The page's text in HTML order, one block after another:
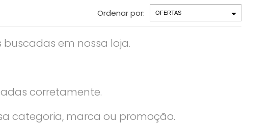
Ordenar por:
em nossa loja.
corretamente.
categoria, marca ou promoção.